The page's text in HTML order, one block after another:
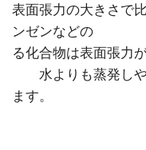
表面張力の大きさで
ンゼンなど
る化合物は
水よりも蒸発しや
ます。